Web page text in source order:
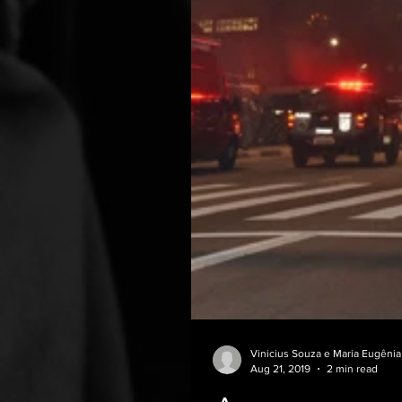
Vinicius Souza e Maria Eugênia
Aug 21, 2019
2 min read